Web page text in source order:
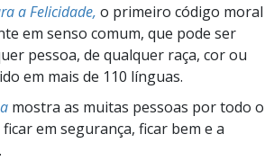
a Felicidade, o primeiro código moral
em senso comum, que pode ser
pessoa, de qualquer raça, cor ou
em mais de 110 línguas.
mostra as muitas pessoas por todo o
em segurança, ficar bem e a